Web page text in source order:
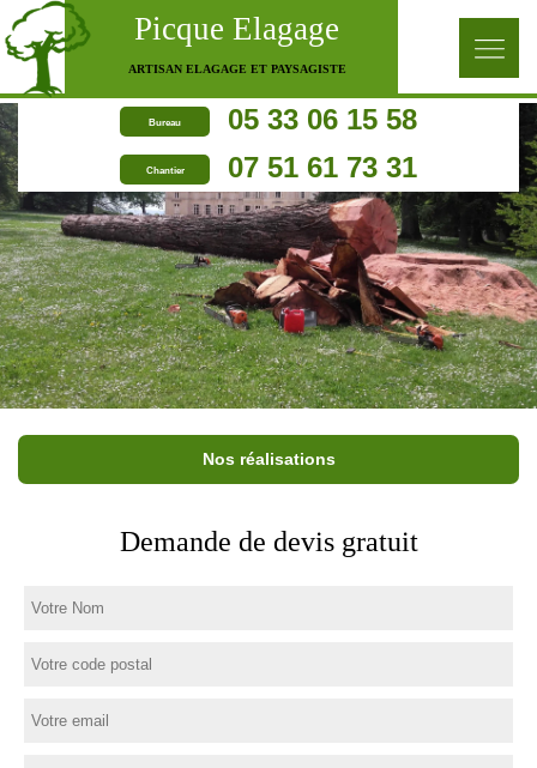
Picque Elagage
ARTISAN ELAGAGE ET PAYSAGISTE
Bureau 05 33 06 15 58
Chantier 07 51 61 73 31
Nos réalisations
Demande de devis gratuit